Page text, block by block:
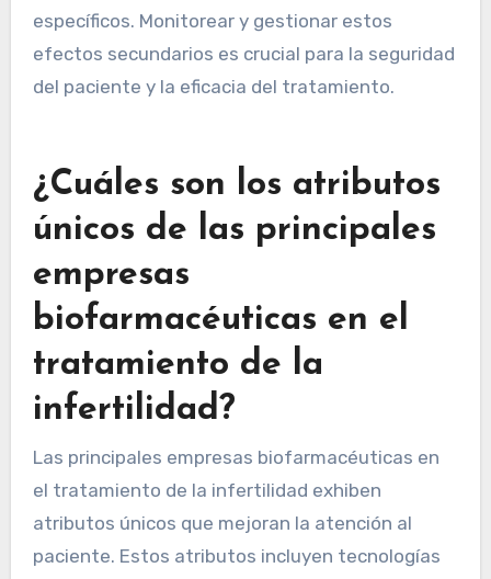
específicos. Monitorear y gestionar estos
efectos secundarios es crucial para la seguridad
del paciente y la eficacia del tratamiento.
¿Cuáles son los atributos
únicos de las principales
empresas
biofarmacéuticas en el
tratamiento de la
infertilidad?
Las principales empresas biofarmacéuticas en
el tratamiento de la infertilidad exhiben
atributos únicos que mejoran la atención al
paciente. Estos atributos incluyen tecnologías